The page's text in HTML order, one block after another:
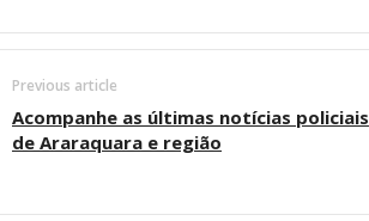
Previous article
Acompanhe as últimas notícias policiais
de Araraquara e região